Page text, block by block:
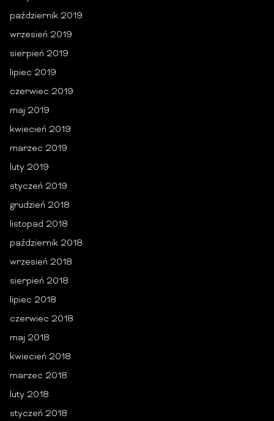
październik 2019
wrzesień 2019
sierpień 2019
lipiec 2019
czerwiec 2019
maj 2019
kwiecień 2019
marzec 2019
luty 2019
styczeń 2019
grudzień 2018
listopad 2018
październik 2018
wrzesień 2018
sierpień 2018
lipiec 2018
czerwiec 2018
maj 2018
kwiecień 2018
marzec 2018
luty 2018
styczeń 2018